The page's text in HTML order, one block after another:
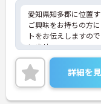
愛知県知多郡に位置
ご興味をお持ちの方
トをお伝えしますの
いませ。
詳細を